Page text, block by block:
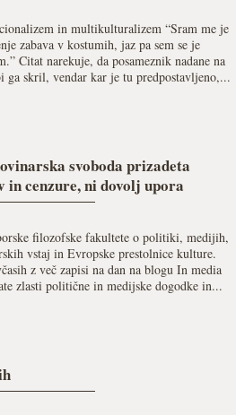
in multikulturalizem “Sram me je
zabava v kostumih, jaz pa sem se je
Citat narekuje, da posameznik nadane na
ga skril, vendar kar je tu predpostavljeno,...
svoboda prizadeta
cenzure, ni dovolj upora
filozofske fakultete o politiki, medijih,
vstaj in Evropske prestolnice kulture.
z več zapisi na dan na blogu In media
zlasti politične in medijske dogodke in...